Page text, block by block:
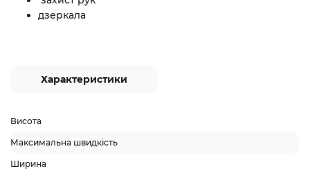
дзеркала
Характеристики
Висота
Максимальна швидкість
Ширина